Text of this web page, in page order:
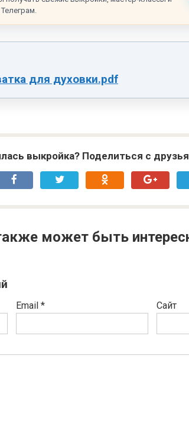
для духовки.pdf
выкройка? Поделиться с
может быть
Email * Сайт